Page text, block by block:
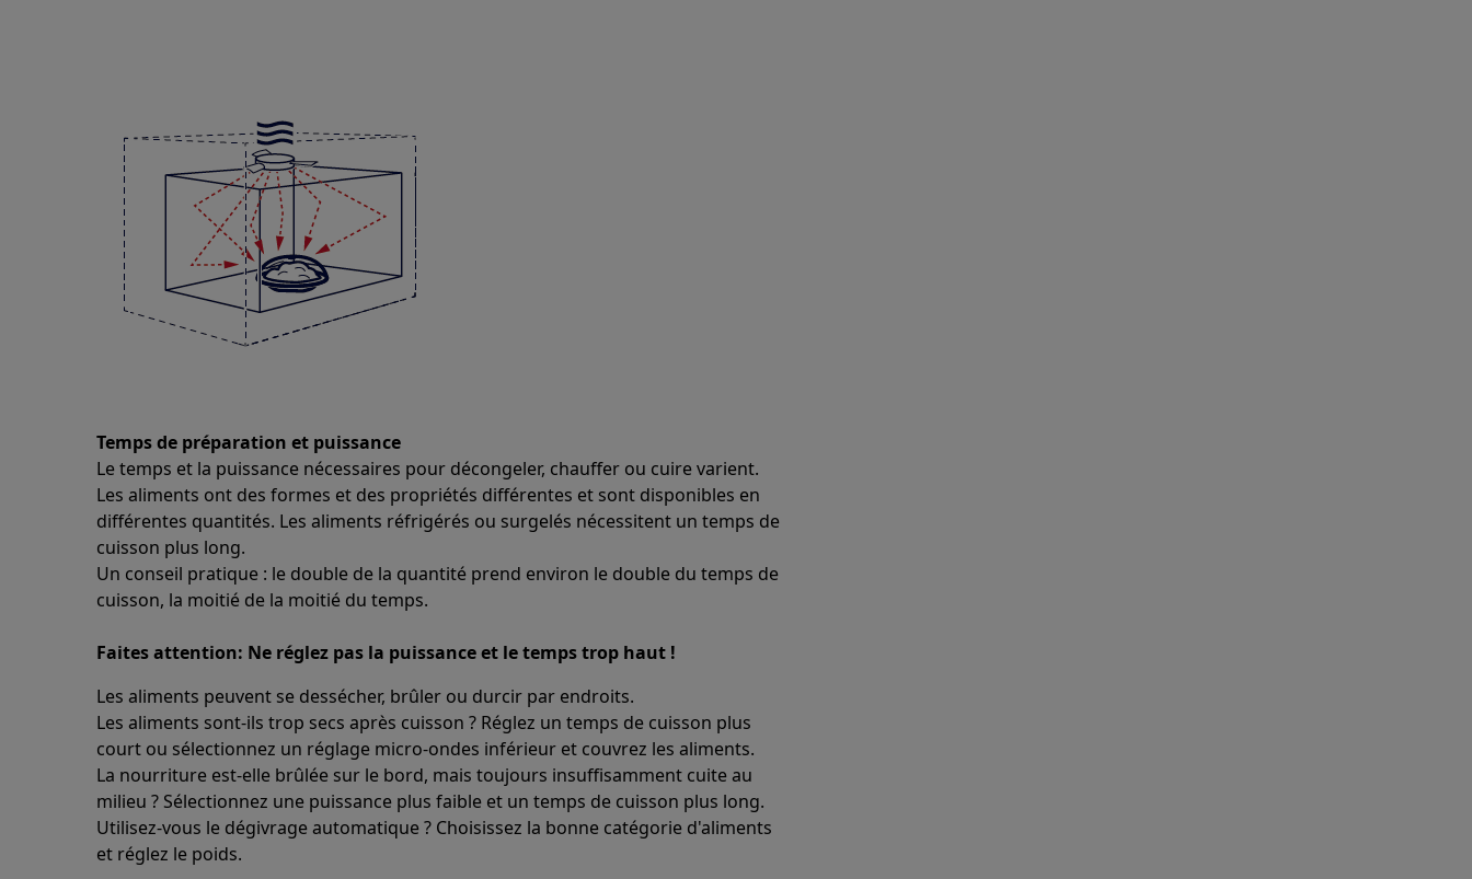
Temps de préparation et puissance
Le temps et la puissance nécessaires pour décongeler, chauffer ou cuire varient.
Les aliments ont des formes et des propriétés différentes et sont disponibles en
différentes quantités. Les aliments réfrigérés ou surgelés nécessitent un temps de
cuisson plus long.
Un conseil pratique : le double de la quantité prend environ le double du temps de
cuisson, la moitié de la moitié du temps.
Faites attention: Ne réglez pas la puissance et le temps trop haut !
Les aliments peuvent se dessécher, brûler ou durcir par endroits.
Les aliments sont-ils trop secs après cuisson ? Réglez un temps de cuisson plus
court ou sélectionnez un réglage micro-ondes inférieur et couvrez les aliments.
La nourriture est-elle brûlée sur le bord, mais toujours insuffisamment cuite au
milieu ? Sélectionnez une puissance plus faible et un temps de cuisson plus long.
Utilisez-vous le dégivrage automatique ? Choisissez la bonne catégorie d'aliments
et réglez le poids.